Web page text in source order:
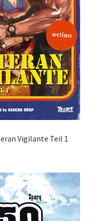
Vigilante Teil 1